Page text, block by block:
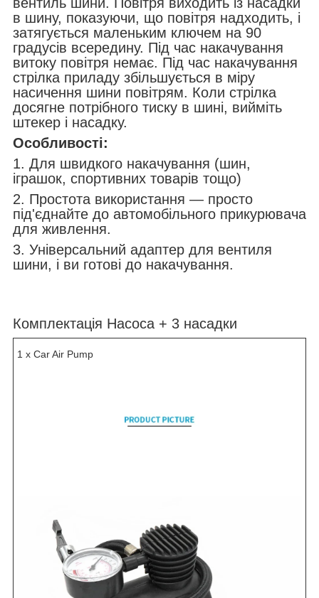
в шину, показуючи, що повітря надходить, і
затягується маленьким ключем на 90
градусів всередину. Під час накачування
витоку повітря немає. Під час накачування
стрілка приладу збільшується в міру
насичення шини повітрям. Коли стрілка
досягне потрібного тиску в шині, вийміть
штекер і насадку.
Особливості:
1. Для швидкого накачування (шин,
іграшок, спортивних товарів тощо)
2. Простота використання — просто
під'єднайте до автомобільного прикурювача
для живлення.
3. Універсальний адаптер для вентиля
шини, і ви готові до накачування.
Комплектація Насоса + 3 насадки
1 x Car Air Pump